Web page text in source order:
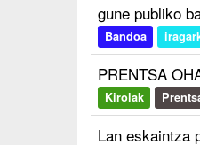
gune publiko
Bandoa
PRENTSA
Kirolak
Lan eskaintza